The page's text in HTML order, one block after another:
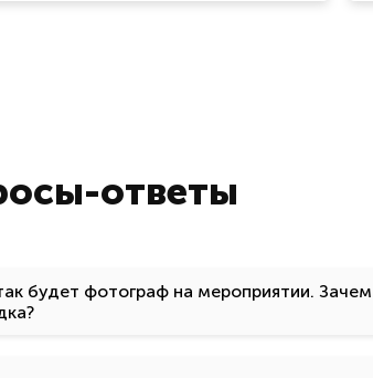
ответы
будет фотограф на мероприятии.